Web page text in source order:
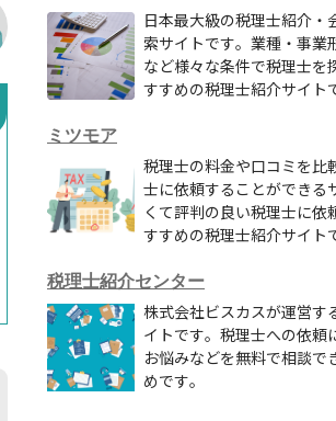
日本最大級の税理士紹介・
索サイトです。業種・事業
など様々な条件で税理士を
すすめの税理士紹介サイト
ミツモア
税理士の料金や口コミを比
士に依頼することができる
くて評判の良い税理士に依
すすめの税理士紹介サイト
税理士紹介センター
株式会社ビスカスが運営す
イトです。税理士への依頼
お悩みなどを無料で相談で
めです。